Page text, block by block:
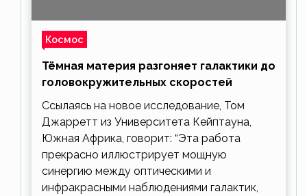
Космос
Тёмная материя разгоняет галактики до
головокружительных скоростей
Ссылаясь на новое исследование, Том
Джарретт из Университета Кейптауна,
Южная Африка, говорит: “Эта работа
прекрасно иллюстрирует мощную
синергию между оптическими и
инфракрасными наблюдениями галактик,